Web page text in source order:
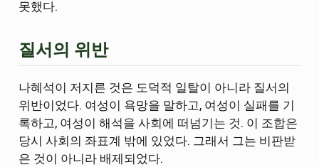
못했다.
질서의 위반
나혜석이 저지른 것은 도덕적 일탈이 아니라 질서의
위반이었다. 여성이 욕망을 말하고, 여성이 실패를 기
록하고, 여성이 해석을 사회에 떠넘기는 것. 이 조합은
당시 사회의 좌표계 밖에 있었다. 그래서 그는 비판받
은 것이 아니라 배제되었다.